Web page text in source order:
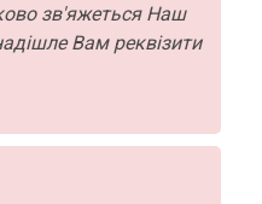
зв'яжеться Наш
Вам реквізити